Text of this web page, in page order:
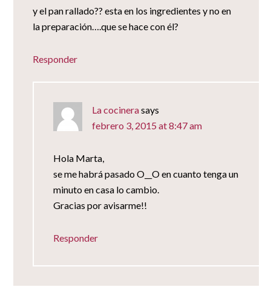
y el pan rallado?? esta en los ingredientes y no en
la preparación….que se hace con él?
Responder
La cocinerasays
febrero 3, 2015 at 8:47 am
Hola Marta,
se me habrá pasado O__O en cuanto tenga un
minuto en casa lo cambio.
Gracias por avisarme!!
Responder